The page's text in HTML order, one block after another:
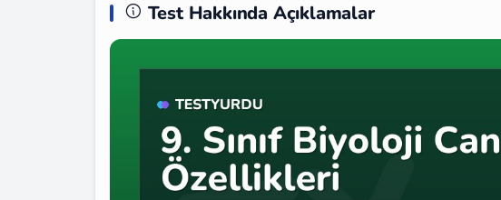
Test Hakkında Açıklamalar